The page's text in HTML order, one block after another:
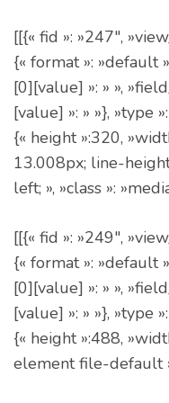
[[{« fid »: »247″,
{« format »: »default
[0][value] »: » »,
[value] »: » »}, »type
{« height »:320,
13.008px; line-
left; », »class »:
[[{« fid »: »249″,
{« format »: »default
[0][value] »: » »,
[value] »: » »}, »type
{« height »:488,
element file-default